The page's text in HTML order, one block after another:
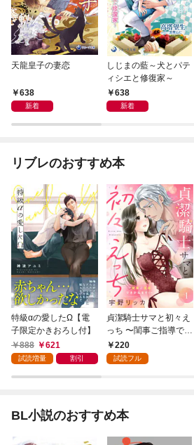
天龍皇子の妻恋
638
新着
しじまの藍～犬とパテ
ィシエと修復家～
638
新着
リブレのおすすめ本
特級αの愛したΩ【電
子限定かきおろし付】
888
621
試読増量 割引
貞潔騎士サマと初々え
っち 〜閨事ご指導でき
かねます！〜（1）
220
試読フル
BL小説のおすすめ本